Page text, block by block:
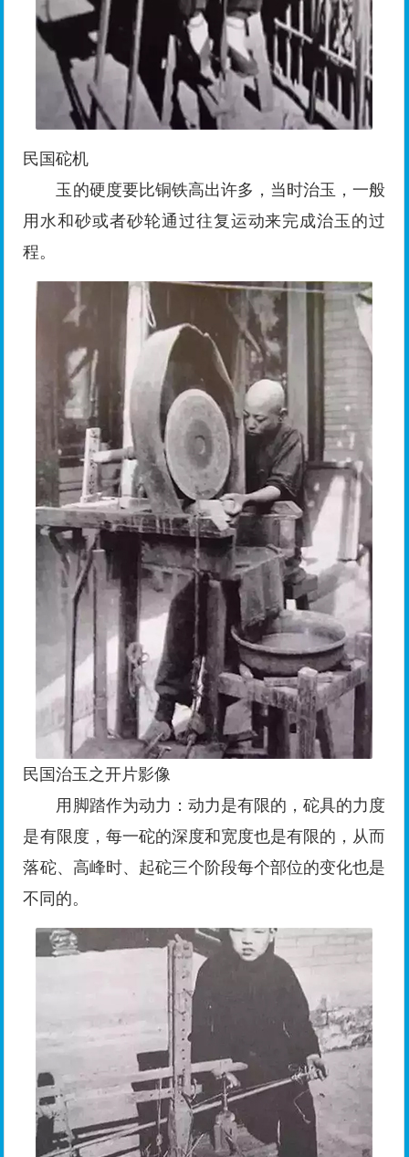
民国砣机
玉的硬度要比铜铁高出许多，当时治玉，一般
用水和砂或者砂轮通过往复运动来完成治玉的过
程。
民国治玉之开片影像
用脚踏作为动力：动力是有限的，砣具的力度
是有限度，每一砣的深度和宽度也是有限的，从而
落砣、高峰时、起砣三个阶段每个部位的变化也是
不同的。